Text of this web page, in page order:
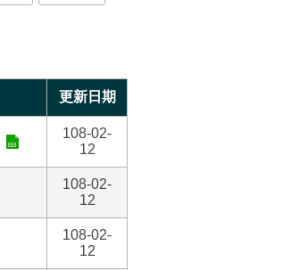
更新日期
108-02-
12
108-02-
12
108-02-
12